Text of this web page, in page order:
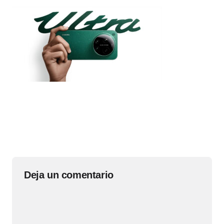
Deja un comentario